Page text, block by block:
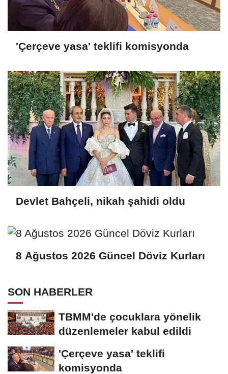
'Çerçeve yasa' teklifi komisyonda
Devlet Bahçeli, nikah şahidi oldu
8 Ağustos 2026 Güncel Döviz Kurları
SON HABERLER
TBMM'de çocuklara yönelik
düzenlemeler kabul edildi
'Çerçeve yasa' teklifi
komisyonda